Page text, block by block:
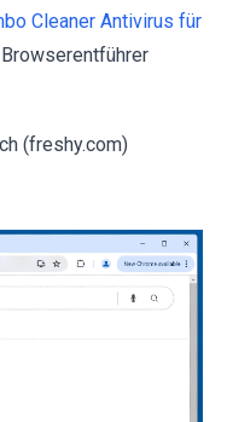
Cleaner Antivirus für
(freshy.com)